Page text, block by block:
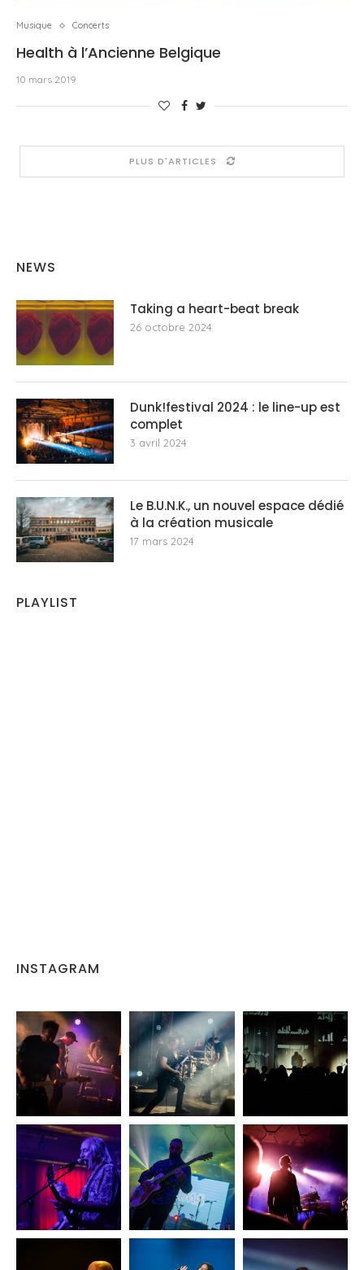
Musique Concerts
Health à l’Ancienne Belgique
10 mars 2019
PLUS D'ARTICLES
NEWS
Taking a heart-beat break
26 octobre 2024
Dunk!festival 2024 : le line-up est
complet
3 avril 2024
Le B.U.N.K., un nouvel espace dédié
à la création musicale
17 mars 2024
PLAYLIST
INSTAGRAM